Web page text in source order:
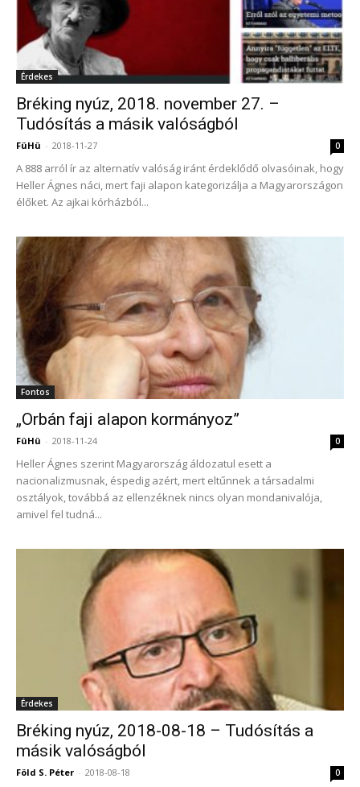
Érdekes
Bréking nyúz, 2018. november 27. –
Tudósítás a másik valóságból
FüHü - 2018-11-27 0
A 888 arról ír az alternatív valóság iránt érdeklődő olvasóinak, hogy
Heller Ágnes náci, mert faji alapon kategorizálja a Magyarországon
élőket. Az ajkai kórházból...
Fontos
„Orbán faji alapon kormányoz”
FüHü - 2018-11-24 0
Heller Ágnes szerint Magyarország áldozatul esett a
nacionalizmusnak, éspedig azért, mert eltűnnek a társadalmi
osztályok, továbbá az ellenzéknek nincs olyan mondanivalója,
amivel fel tudná...
Érdekes
Bréking nyúz, 2018-08-18 – Tudósítás a
másik valóságból
Föld S. Péter - 2018-08-18 0